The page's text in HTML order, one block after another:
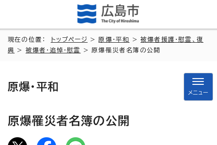
現在の位置： トップページ >原爆・平和 >被爆者援護・慰霊、復
興
> 被爆者・追悼・慰霊 > 原爆罹災者名簿の公開
原爆・平和
メニュー
原爆罹災者名簿の公開